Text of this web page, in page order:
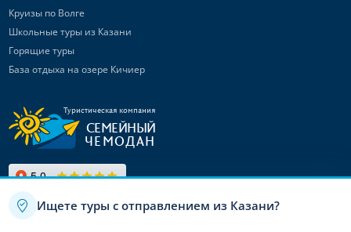
Ищете туры с отправлением из Казани?
Круизы по Волге
Школьные туры из Казани
Горящие туры
База отдыха на озере Кичиер
Туристическая компания
СЕМЕЙНЫЙ
ЧЕМОДАН